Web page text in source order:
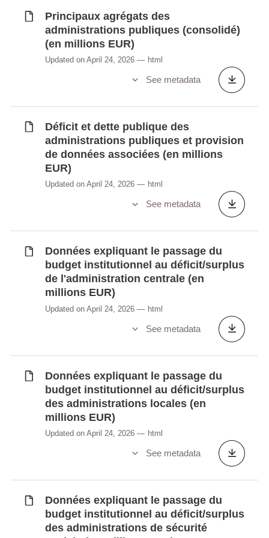
(secteur S1300) (en millions EUR)
Impôts et cotisations sociales (présentation
agrégée) - Administration centrale (secteur
S1311) (en millions EUR)
Impôts et cotisations sociales (présentation
agrégée) - Administrations locales (secteur
S1313) (en millions EUR)
Impôts et cotisations sociales (présentation
agrégée) - Administrations de sécurité
sociale (secteur S1314) (en millions EUR)
Impôts et cotisations sociales (présentation
agrégée) - Institutions de l'Union
Européenne (secteur S212) (en millions
Impôts et cotisations sociales (présentation
agrégée) - Total Administrations publiques
et Union Européenne (secteurs
S1300+S212) (en millions EUR)
Impôts et cotisations sociales (présentation
détaillée) - Total Administrations publiques
Impôts et cotisations sociales (présentation
détaillée) - Administration centrale (secteur
S1311) (en millions EUR)
Impôts et cotisations sociales (présentation
détaillée) - Administrations locales (secteur
S1313) (en millions EUR)
Impôts et cotisations sociales (présentation
détaillée) - Administrations de sécurité
sociale (secteur S1314) (en millions EUR)
Impôts et cotisations sociales (présentation
détaillée) - Institutions de l'Union
Européenne (secteur S212) (en millions
EUR)
Principaux agrégats des
administrations publiques (consolidé)
(en millions EUR)
Updated on April 24, 2026 html
See metadata
Déficit et dette publique des
administrations publiques et provision
de données associées (en millions
EUR)
Updated on April 24, 2026 html
See metadata
Données expliquant le passage du
budget institutionnel au déficit/surplus
de l'administration centrale (en
millions EUR)
Updated on April 24, 2026 html
See metadata
Données expliquant le passage du
budget institutionnel au déficit/surplus
des administrations locales (en
millions EUR)
Updated on April 24, 2026 html
See metadata
Données expliquant le passage du
budget institutionnel au déficit/surplus
des administrations de sécurité